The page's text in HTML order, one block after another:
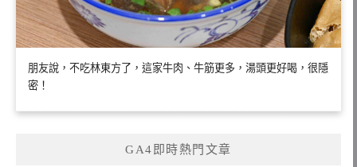
朋友說，不吃林東方了，這家牛肉、牛筋更多，湯頭更好喝，很隱
密！
GA4即時熱門文章